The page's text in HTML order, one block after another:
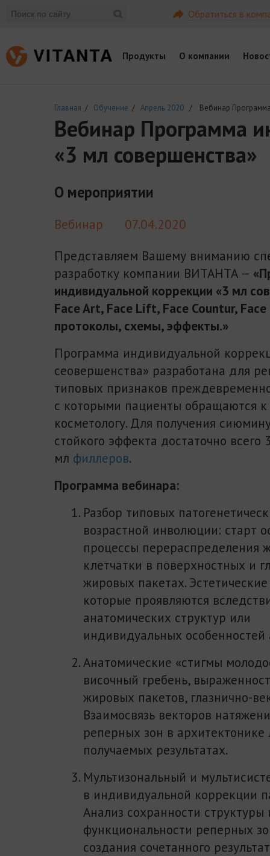
Обратиться в
Продукты О компании
Главная / Обучение / Апрель 2020 / Вебинар Программа
Вебинар Программа
«3 мл совершенства»
О мероприятии
Вебинар
07.04.2020
Представляем Вашему вниманию
разработку компании ВИТАНТА —
индивидуальной коррекции «3 мл
Face Art, Face Lift, Face Countur,
протоколы, схемы, эффекты.»
Программа индивидуальной
сеовершенства» разработана для
типовых признаков
с которыми пациенты обращаются к
косметологу. Для получения
стойкого эффекта достаточно всего
мл филлеров.
Программа вебинара:
Разбор типовых
возрастной инволюции: старт
процессы перераспределения
клетчатки в поверхностных и
жировых пакетах.
которые проявляются
анатомических структур или
индивидуальных особенностей
Анатомические «стигмы
височный гребень,
жировых пакетов, глазнично-
Взаимосвязь векторов
реперных зон в архитектонике
получаемых результатах.
Мультизональный и
в индивидуальной коррекции
Анализ сохранности структуры
функциональности реперных
создания сочетанного